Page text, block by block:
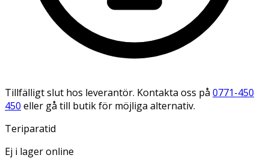
Tillfälligt slut hos leverantör. Kontakta oss på 0771-450
450 eller gå till butik för möjliga alternativ.
Teriparatid
Ej i lager online